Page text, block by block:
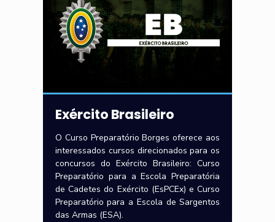
Exército Brasileiro
O Curso Preparatório Borges oferece aos
interessados cursos direcionados para os
concursos do Exército Brasileiro: Curso
Preparatório para a Escola Preparatória
de Cadetes do Exército (EsPCEx) e Curso
Preparatório para a Escola de Sargentos
das Armas (ESA).